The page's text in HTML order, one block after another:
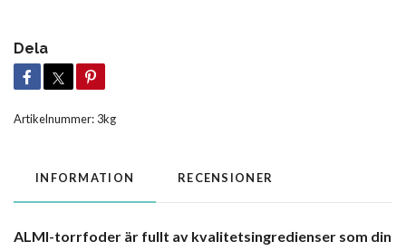
Dela
Artikelnummer: 3kg
INFORMATION RECENSIONER
ALMI-torrfoder är fullt av kvalitetsingredienser som din